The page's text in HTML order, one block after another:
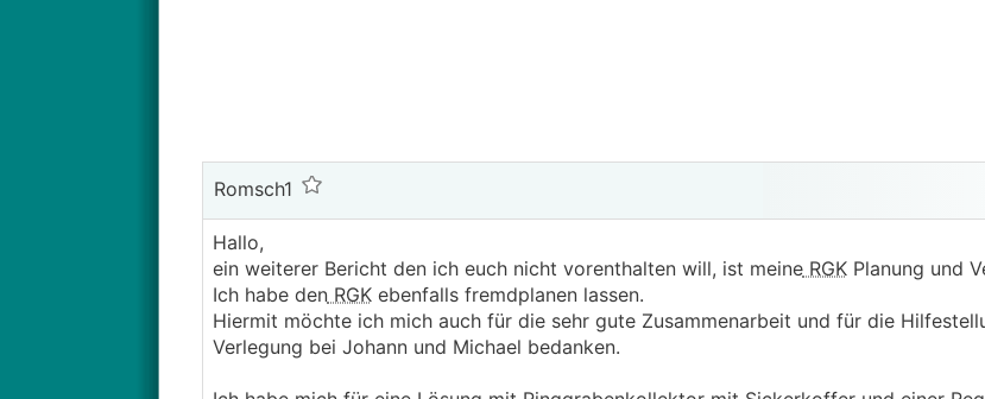
Romsch1
Hallo,
ein weiterer Bericht den ich euch nicht vorenthalten will, ist meineRGKPlanung und
Ich habe denRGKebenfalls fremdplanen lassen.
Hiermit möchte ich mich auch für die sehr gute Zusammenarbeit und für die
Verlegung bei Johann und Michael bedanken.